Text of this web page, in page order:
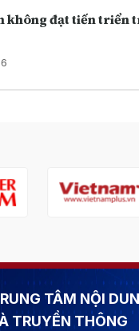
không đạt tiến triển
TÂM NỘI
TRUYỀN THÔNG